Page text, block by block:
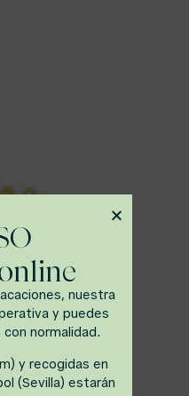
nuestra
y puedes
normalidad.
y recogidas en
(Sevilla) estarán